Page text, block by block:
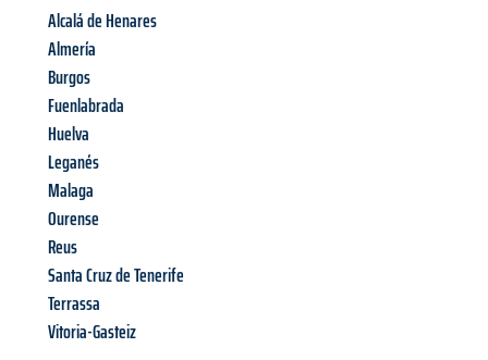
Alcalá de Henares
Almería
Burgos
Fuenlabrada
Huelva
Leganés
Malaga
Ourense
Reus
Santa Cruz de Tenerife
Terrassa
Vitoria-Gasteiz